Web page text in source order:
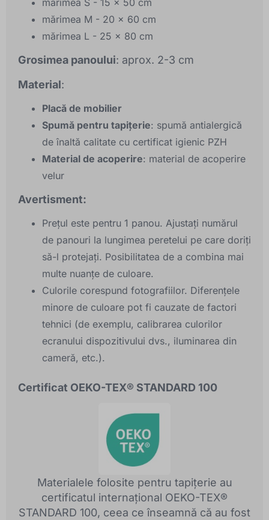
mărimea S - 15 x 50 cm
mărimea M - 20 x 60 cm
mărimea L - 25 x 80 cm
Grosimea panoului: aprox. 2-3 cm
Material:
Placă de mobilier
Spumă pentru tapițerie: spumă antialergică
de înaltă calitate cu certificat igienic PZH
Material de acoperire: material de acoperire
velur
Avertisment:
Prețul este pentru 1 panou. Ajustați numărul
de panouri la lungimea peretelui pe care doriți
să-l protejați. Posibilitatea de a combina mai
multe nuanțe de culoare.
Culorile corespund fotografiilor. Diferențele
minore de culoare pot fi cauzate de factori
tehnici (de exemplu, calibrarea culorilor
ecranului dispozitivului dvs., iluminarea din
cameră, etc.).
Certificat OEKO-TEX® STANDARD 100
Materialele folosite pentru tapițerie au
certificatul internațional OEKO-TEX®
STANDARD 100, ceea ce înseamnă că au fost